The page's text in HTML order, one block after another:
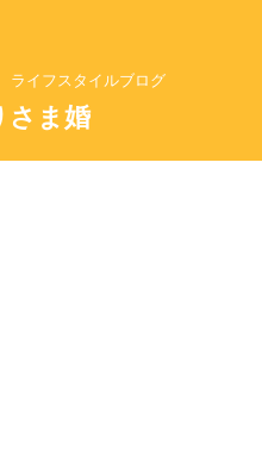
イフスタイルブログ
さま婚